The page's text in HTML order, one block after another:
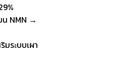
น NMN →
มระบบเผา